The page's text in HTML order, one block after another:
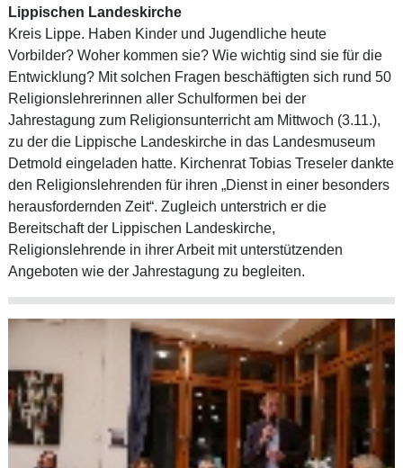
Lippischen Landeskirche
Kreis Lippe. Haben Kinder und Jugendliche heute
Vorbilder? Woher kommen sie? Wie wichtig sind sie für die
Entwicklung? Mit solchen Fragen beschäftigten sich rund 50
Religionslehrerinnen aller Schulformen bei der
Jahrestagung zum Religionsunterricht am Mittwoch (3.11.),
zu der die Lippische Landeskirche in das Landesmuseum
Detmold eingeladen hatte. Kirchenrat Tobias Treseler dankte
den Religionslehrenden für ihren „Dienst in einer besonders
herausfordernden Zeit“. Zugleich unterstrich er die
Bereitschaft der Lippischen Landeskirche,
Religionslehrende in ihrer Arbeit mit unterstützenden
Angeboten wie der Jahrestagung zu begleiten.